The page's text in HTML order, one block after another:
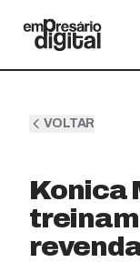
VOLTAR
Konica